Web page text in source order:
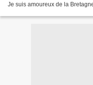
Je suis amoureux de la